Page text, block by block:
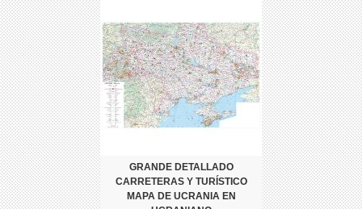
GRANDE DETALLADO
CARRETERAS Y TURÍSTICO
MAPA DE UCRANIA EN